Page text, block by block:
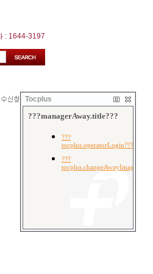
: 1644-3197
Tocplus